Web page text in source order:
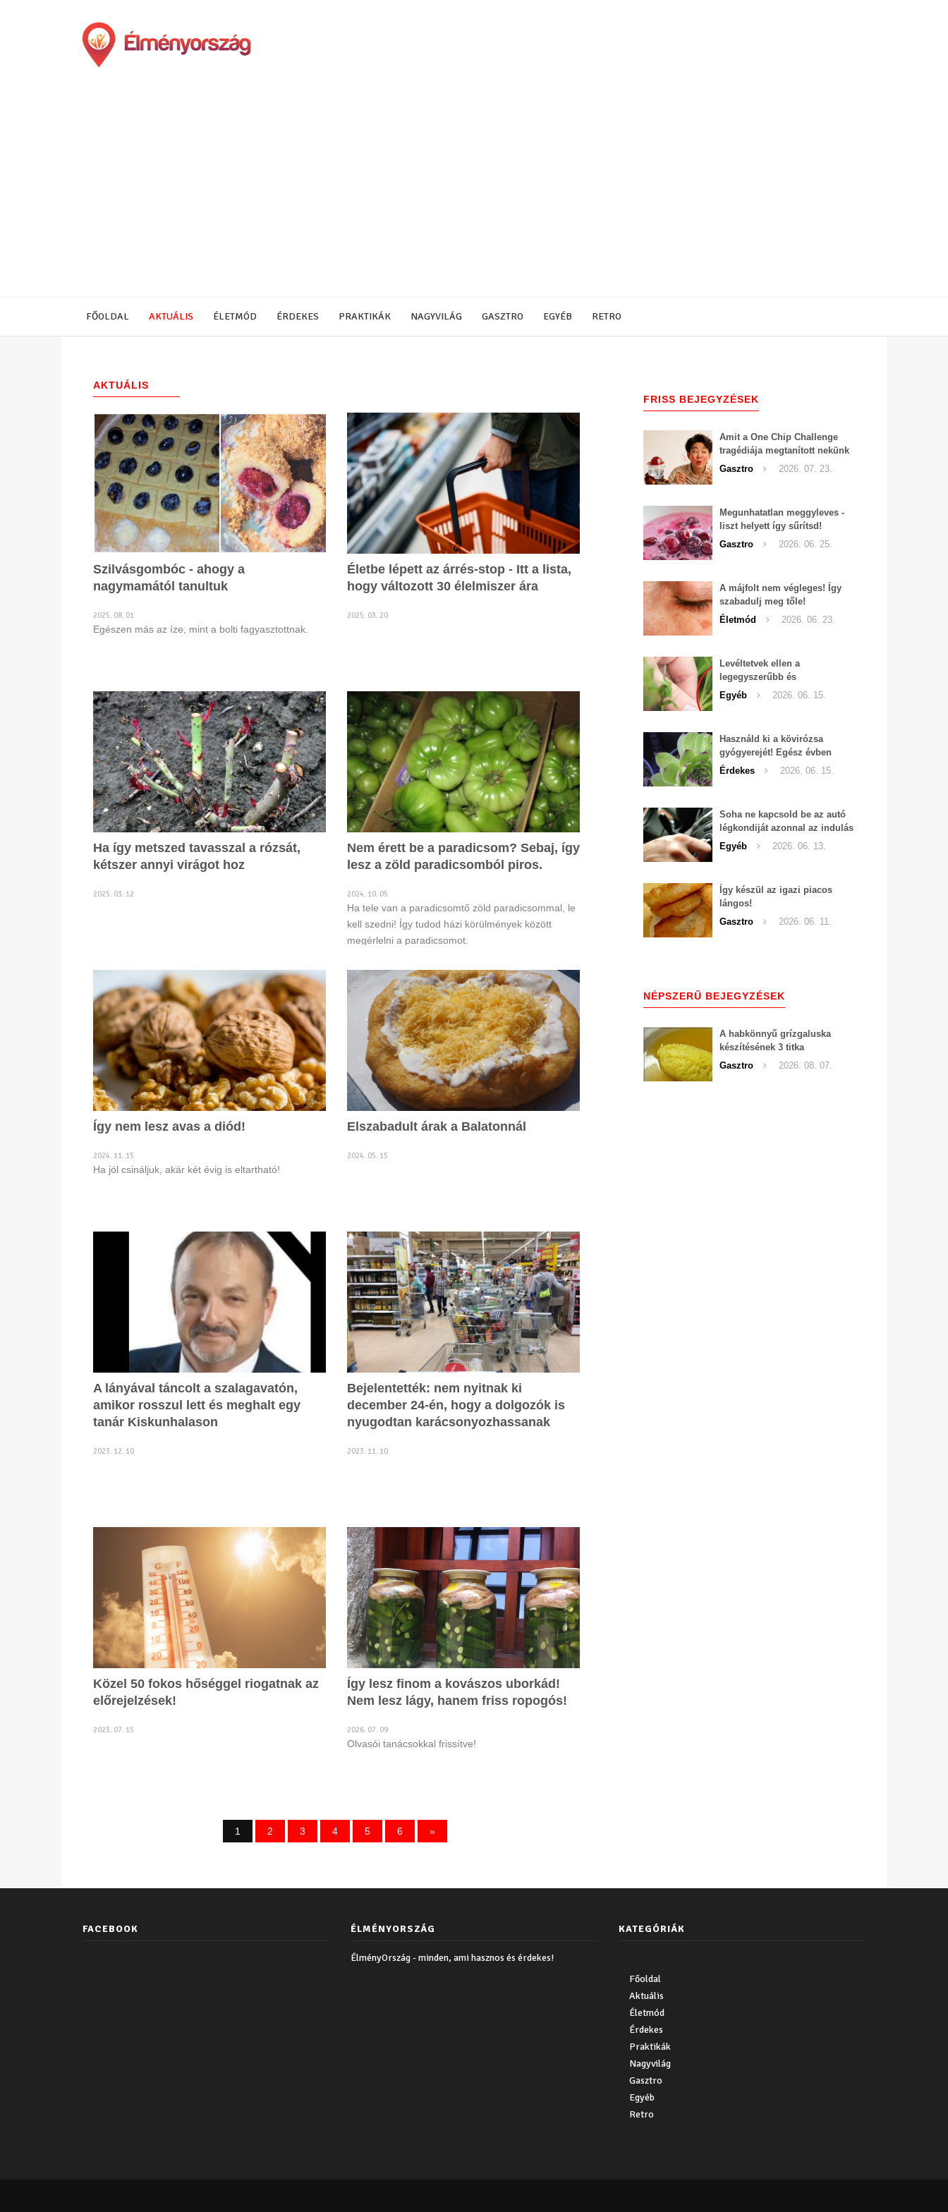
FŐOLDAL AKTUÁLIS ÉLETMÓD ÉRDEKES PRAKTIKÁK NAGYVILÁG GASZTRO EGYÉB RETRO
AKTUÁLIS
Szilvásgombóc - ahogy a
nagymamától tanultuk
2025. 08. 01
Egészen más az íze, mint a bolti fagyasztottnak.
Életbe lépett az árrés-stop - Itt a lista,
hogy változott 30 élelmiszer ára
2025. 03. 20
Ha így metszed tavasszal a rózsát,
kétszer annyi virágot hoz
2025. 03. 12
Nem érett be a paradicsom? Sebaj, így
lesz a zöld paradicsomból piros.
2024. 10. 05
Ha tele van a paradicsomtő zöld paradicsommal, le
kell szedni! Így tudod házi körülmények között
megérlelni a paradicsomot.
Így nem lesz avas a diód!
2024. 11. 15
Ha jól csináljuk, akár két évig is eltartható!
Elszabadult árak a Balatonnál
2024. 05. 15
A lányával táncolt a szalagavatón,
amikor rosszul lett és meghalt egy
tanár Kiskunhalason
2023. 12. 10
Bejelentették: nem nyitnak ki
december 24-én, hogy a dolgozók is
nyugodtan karácsonyozhassanak
2023. 11. 10
Közel 50 fokos hőséggel riogatnak az
előrejelzések!
2023. 07. 15
Így lesz finom a kovászos uborkád!
Nem lesz lágy, hanem friss ropogós!
2026. 07. 09
Olvasói tanácsokkal frissítve!
1 2 3 4 5 6 »
FRISS BEJEGYZÉSEK
Amit a One Chip Challenge
tragédiája megtanított nekünk
a csípős kihívásokról
Gasztro 2026. 07. 23.
Megunhatatlan meggyleves -
liszt helyett így sűrítsd!
Gasztro
2026. 06. 25.
A májfolt nem végleges! Így
szabadulj meg tőle!
Életmód
2026. 06. 23.
Levéltetvek ellen a
legegyszerűbb és
leghatékonyabb filléres
háziszer
Egyéb 2026. 06. 15.
Használd ki a kövirózsa
gyógyerejét! Egész évben
hozzáférhető.
Érdekes 2026. 06. 15.
Soha ne kapcsold be az autó
légkondiját azonnal az indulás
után!
Egyéb 2026. 06. 13.
Így készül az igazi piacos
lángos!
Gasztro
2026. 06. 11.
NÉPSZERŰ BEJEGYZÉSEK
A habkönnyű grízgaluska
készítésének 3 titka
Gasztro
2026. 08. 07.
FACEBOOK ÉLMÉNYORSZÁG
ÉlményOrszág - minden, ami hasznos és érdekes!
KATEGÓRIÁK
Főoldal
Aktuális
Életmód
Érdekes
Praktikák
Nagyvilág
Gasztro
Egyéb
Retro